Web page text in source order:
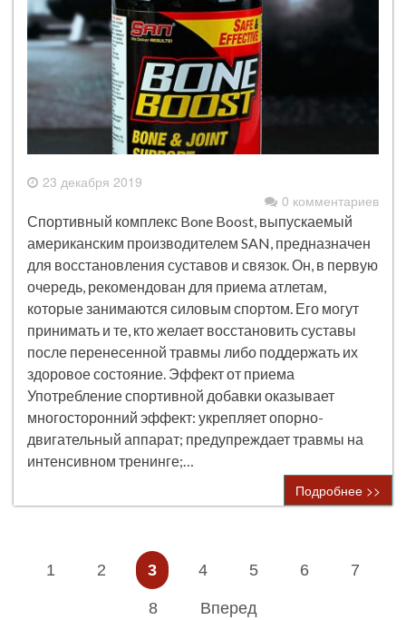
23 декабря 2019
0 комментариев
Спортивный комплекс Bone Boost, выпускаемый
американским производителем SAN, предназначен
для восстановления суставов и связок. Он, в первую
очередь, рекомендован для приема атлетам,
которые занимаются силовым спортом. Его могут
принимать и те, кто желает восстановить суставы
после перенесенной травмы либо поддержать их
здоровое состояние. Эффект от приема
Употребление спортивной добавки оказывает
многосторонний эффект: укрепляет опорно-
двигательный аппарат; предупреждает травмы на
интенсивном тренинге;…
Подробнее >>
1 2 3 4 5 6 7
8 Вперед